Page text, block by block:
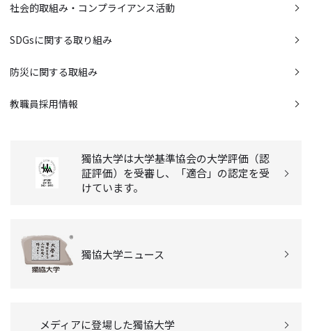
社会的取組み・コンプライアンス活動
SDGsに関する取り組み
防災に関する取組み
教職員採用情報
獨協大学は大学基準協会の大学評価（認
証評価）を受審し、「適合」の認定を受
けています。
獨協大学ニュース
メディアに登場した獨協大学